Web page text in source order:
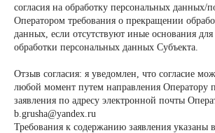
согласия на обработку персональных данных/
Оператором требования о прекращении
данных, если отсутствуют иные основания
обработки персональных данных Субъекта.
Отзыв согласия: я уведомлен, что согласие
любой момент путем направления Оператору
заявления по адресу электронной почты
b.grusha@yandex.ru
Требования к содержанию заявления указаны